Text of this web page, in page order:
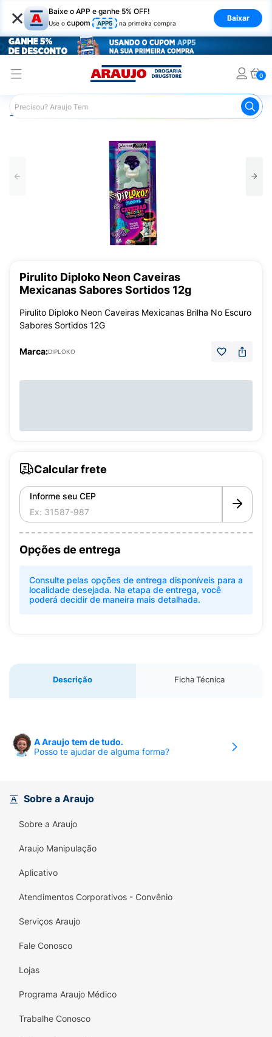
× Baixe o APP e ganhe 5% OFF!
Use o cupom APP5 na primeira compra
Baixar
0
Araujo Mercado Pirulitos
Pirulito Diploko Neon Caveiras
Mexicanas Sabores Sortidos 12g
Pirulito Diploko Neon Caveiras Mexicanas Brilha No Escuro
Sabores Sortidos 12G
Marca:DIPLOKO
Calcular frete
Informe seu CEP
Opções de entrega
Consulte pelas opções de entrega disponíveis para a
localidade desejada. Na etapa de entrega, você
poderá decidir de maneira mais detalhada.
Descrição Ficha Técnica
A Araujo tem de tudo.
Posso te ajudar de alguma forma?
Sobre a Araujo
Sobre a Araujo
Araujo Manipulação
Aplicativo
Atendimentos Corporativos - Convênio
Serviços Araujo
Fale Conosco
Lojas
Programa Araujo Médico
Trabalhe Conosco